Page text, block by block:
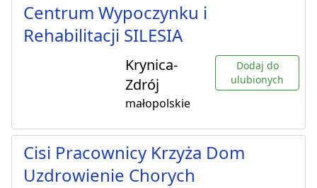
Centrum Wypoczynku i
Rehabilitacji SILESIA
Krynica-
Zdrój
małopolskie
Dodaj do
ulubionych
Cisi Pracownicy Krzyża Dom
Uzdrowienie Chorych